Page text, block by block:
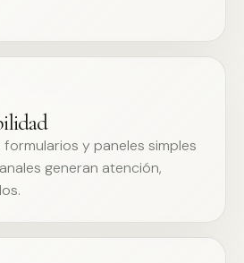
y paneles simples
generan atención,